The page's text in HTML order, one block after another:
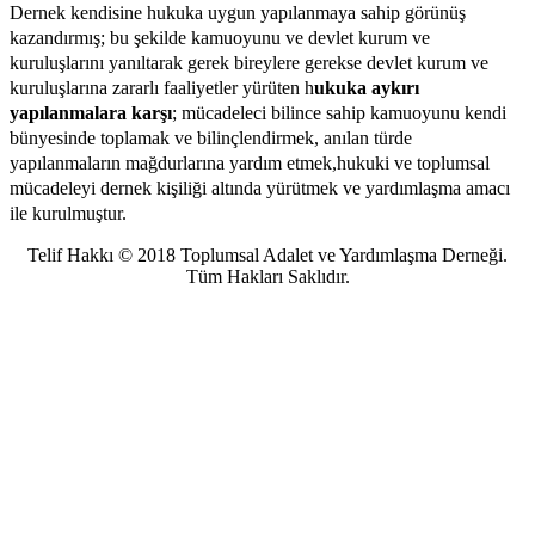
Dernek kendisine hukuka uygun yapılanmaya sahip görünüş
kazandırmış; bu şekilde kamuoyunu ve devlet kurum ve
kuruluşlarını yanıltarak gerek bireylere gerekse devlet kurum ve
kuruluşlarına zararlı faaliyetler yürüten hukuka aykırı
yapılanmalara karşı; mücadeleci bilince sahip kamuoyunu kendi
bünyesinde toplamak ve bilinçlendirmek, anılan türde
yapılanmaların mağdurlarına yardım etmek,hukuki ve toplumsal
mücadeleyi dernek kişiliği altında yürütmek ve yardımlaşma amacı
ile kurulmuştur.
Telif Hakkı © 2018 Toplumsal Adalet ve Yardımlaşma Derneği.
Tüm Hakları Saklıdır.